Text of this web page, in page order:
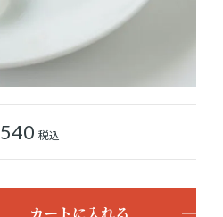
540 税込
カートに入れる